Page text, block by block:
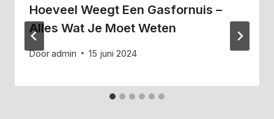
Hoeveel Weegt Een Gasfornuis –
Alles Wat Je Moet Weten
Dooradmin 15 juni 2024